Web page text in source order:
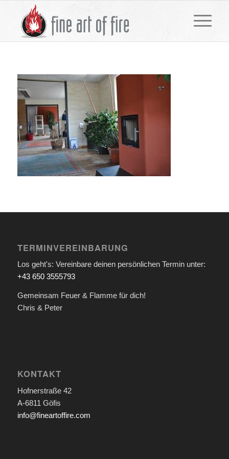
TERMINVEREINBARUNG
Los geht's: Vereinbare deinen persönlichen Termin unter:
+43 650 3555793
Gemeinsam Feuer & Flamme für dich!
Chris & Peter
KONTAKT
Hofnerstraße 42
A-6811 Göfis
info@fineartoffire.com